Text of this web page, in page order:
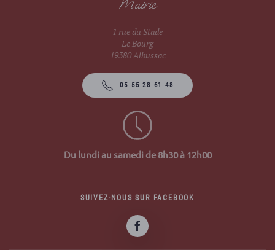
Mairie
1 rue du Stade
Le Bourg
19380 Albussac
05 55 28 61 48
Du lundi au samedi de 8h30 à 12h00
SUIVEZ-NOUS SUR FACEBOOK